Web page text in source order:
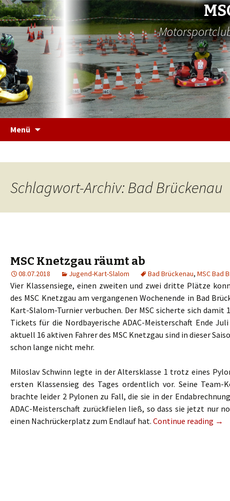
Menü
Schlagwort-Archiv: Bad Brückenau
MSC Knetzgau räumt ab
08.07.2018 Jugend-Kart-Slalom Bad Brückenau, MSC Bad
Vier Klassensiege, einen zweiten und zwei dritte Plätze
des MSC Knetzgau am vergangenen Wochenende in Bad
Kart-Slalom-Turnier verbuchen. Der MSC sicherte sich damit
Tickets für die Nordbayerische ADAC-Meisterschaft Ende
aktuell 16 aktiven Fahrer des MSC Knetzgau sind in dieser
schon lange nicht mehr.
Miloslav Schwinn legte in der Altersklasse 1 trotz eines
ersten Klassensieg des Tages ordentlich vor. Seine Team-
brachte leider 2 Pylonen zu Fall, die sie in der
ADAC-Meisterschaft zurückfielen ließ, so dass sie jetzt nur
einen Nachrückerplatz zum Endlauf hat. Continue reading →